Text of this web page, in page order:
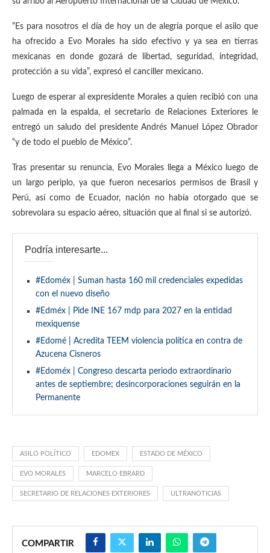
“Es para nosotros el día de hoy un de alegría porque el asilo que
ha ofrecido a Evo Morales ha sido efectivo y ya sea en tierras
mexicanas en donde gozará de libertad, seguridad, integridad,
protección a su vida”, expresó el canciller mexicano.
Luego de esperar al expresidente Morales a quien recibió con una
palmada en la espalda, el secretario de Relaciones Exteriores le
entregó un saludo del presidente Andrés Manuel López Obrador
“y de todo el pueblo de México”.
Tras presentar su renuncia, Evo Morales llega a México luego de
un largo periplo, ya que fueron necesarios permisos de Brasil y
Perú, así como de Ecuador, nación no había otorgado que se
sobrevolara su espacio aéreo, situación que al final si se autorizó.
Podría interesarte...
#Edoméx | Suman hasta 160 mil credenciales expedidas
con el nuevo diseño
#Edméx | Pide INE 167 mdp para 2027 en la entidad
mexiquense
#Edomé | Acredita TEEM violencia política en contra de
Azucena Cisneros
#Edoméx | Congreso descarta periodo extraordinario
antes de septiembre; desincorporaciones seguirán en la
Permanente
ASILO POLÍTICO EDOMEX ESTADO DE MÉXICO
EVO MORALES MARCELO EBRARD
SECRETARIO DE RELACIONES EXTERIORES ULTRANOTICIAS
COMPARTIR